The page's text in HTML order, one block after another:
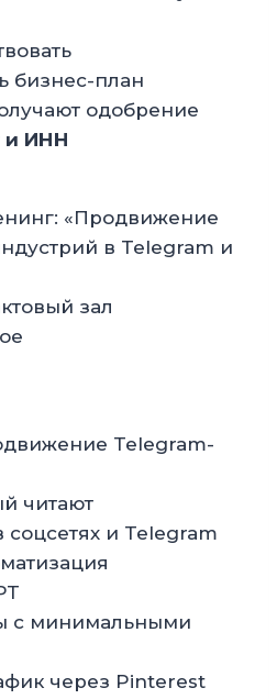
бизнес-план
одобрение
и ИНН
«Продвижение
в Telegram и
зал
Telegram-
читают
и Telegram
с минимальными
через Pinterest